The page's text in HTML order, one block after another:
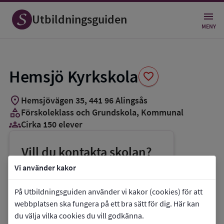
Vi använder kakor
På Utbildningsguiden använder vi kakor (cookies) för att
webbplatsen ska fungera på ett bra sätt för dig. Här kan
du välja vilka cookies du vill godkänna.
Utbildningsguiden MENY
Hemsjö Kyrkskola favorite
Spara
som
favorit
location_on Hemsjövägen 35, 44196Alingsås
categoryFörskoleklass och Grundskola, Kommunal
groups_3Cirka 150 elever
Vill du kontakta skolan?
phoneTelefon:0322-617285
E-post: barn.ungdom@alingsas.se
link Webbplats:Hemsjö Kyrkskola